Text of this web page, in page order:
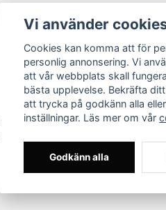
Vi använder
Cookies kan komma att för
personlig annonsering. Vi
att vår webbplats skall
bästa upplevelse. Bekräfta
att trycka på godkänn alla
inställningar. Läs mer om vår
Godkänn alla